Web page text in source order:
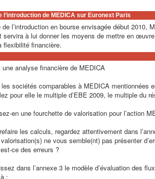
l’introduction de MEDICA sur Euronext Paris
l’introduction en bourse envisagée début 2010,
servira à lui donner les moyens de mettre en
flexibilité financière.
une analyse financière de MEDICA
sociétés comparables à MEDICA mentionnées
pour elle le multiple d’EBE 2009, le multiple du
en une fourchette de valorisation pour l’action
les calculs, regardez attentivement dans
ne vous semble(nt) pas présenter
ce des erreurs ?
dans l’annexe 3 le modèle d’évaluation des
: